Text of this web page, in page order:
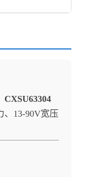
CXSU63304
、13-90V宽压